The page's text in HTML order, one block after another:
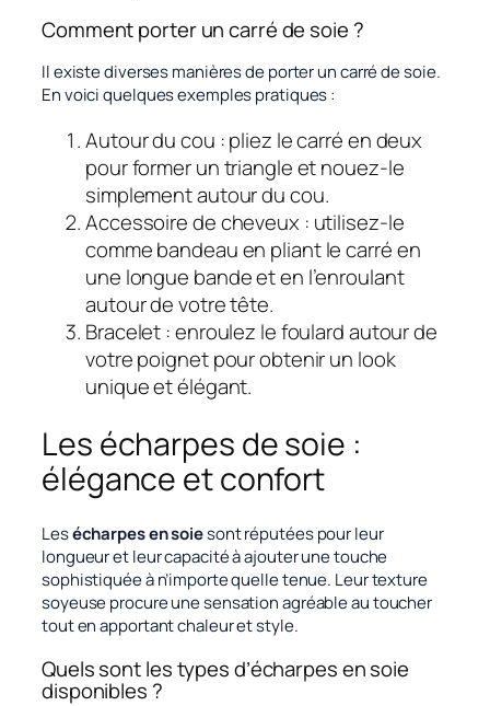
Comment porter un carré de soie ?
Il existe diverses manières de porter un carré de soie.
En voici quelques exemples pratiques :
Autour du cou : pliez le carré en deux
pour former un triangle et nouez-le
simplement autour du cou.
Accessoire de cheveux : utilisez-le
comme bandeau en pliant le carré en
une longue bande et en l’enroulant
autour de votre tête.
Bracelet : enroulez le foulard autour de
votre poignet pour obtenir un look
unique et élégant.
Les écharpes de soie :
élégance et confort
Lesécharpes en soiesont réputées pour leur
longueur et leur capacité à ajouter une touche
sophistiquée à n’importe quelle tenue. Leur texture
soyeuse procure une sensation agréable au toucher
tout en apportant chaleur et style.
Quels sont les types d’écharpes en soie
disponibles ?